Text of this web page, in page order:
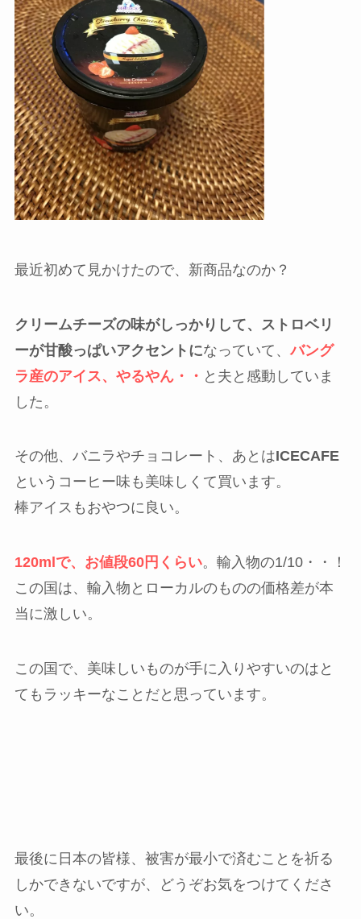
最近初めて見かけたので、新商品なのか？
クリームチーズの味がしっかりして、ストロベリ
ーが甘酸っぱいアクセントになっていて、バング
ラ産のアイス、やるやん・・ と夫と感動していま
した。
その他、バニラやチョコレート、あとはICECAFE
というコーヒー味も美味しくて買います。
棒アイスもおやつに良い。
120mlで、お値段60円くらい。輸入物の1/10・・！
この国は、輸入物とローカルのものの価格差が本
当に激しい。
この国で、美味しいものが手に入りやすいのはと
てもラッキーなことだと思っています。
最後に日本の皆様、被害が最小で済むことを祈る
しかできないですが、どうぞお気をつけてくださ
い。